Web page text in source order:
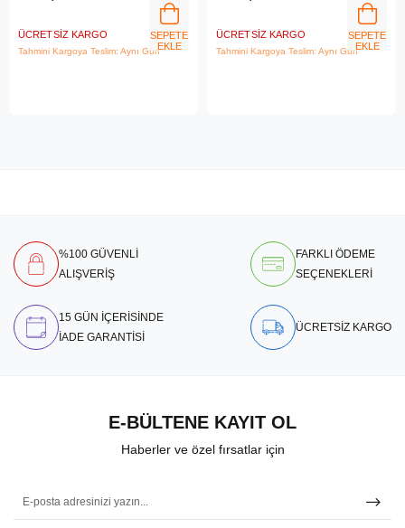
ÜCRETSIZ KARGO
Tahmini Kargoya Teslim: Aynı Gün
SEPETE
EKLE
ÜCRETSIZ KARGO
Tahmini Kargoya Teslim: Aynı Gün
SEPETE
EKLE
%100 GÜVENLİ
ALIŞVERİŞ
FARKLI ÖDEME
SEÇENEKLERİ
15 GÜN İÇERİSİNDE
İADE GARANTİSİ
ÜCRETSİZ KARGO
E-BÜLTENE KAYIT OL
Haberler ve özel fırsatlar için